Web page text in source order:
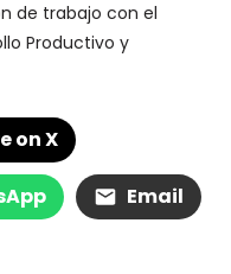
de trabajo con el
Productivo y
on X
Email